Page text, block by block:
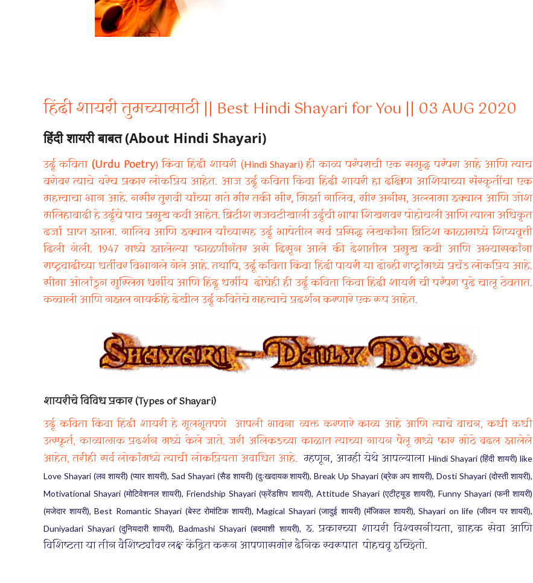
हिंदी शायरी तुमच्यासाठी || Best Hindi Shayari for You || 03 AUG 2020
हिंदी शायरी बाबत (About Hindi Shayari)
उर्दू कविता (Urdu Poetry) किंवा हिंदी शायरी (Hindi Shayari)ही काव्य परंपराची एक समृद्ध परंपरा आहे आणि त्याच
बरोबर त्याचे बरेच प्रकार लोकप्रिय आहेत. आज उर्दू कविता किंवा हिंदी शायरी हा दक्षिण आशियाच्या संस्कृतींचा एक
महत्त्वाचा भाग आहे. नसीर तुराबी यांच्या मते मीर तकी मीर, मिर्झा गालिब, मीर अनीस, अल्लामा इक्बाल आणि जोश
मलिहाबादी हे उर्दूचे पाच प्रमुख कवी आहेत. ब्रिटीश राजवटीखाली उर्दूची भाषा शिखरावर पोहोचली आणि त्याला अधिकृत
दर्जा प्राप्त झाला. गालिब आणि इक्बाल यांच्यासह उर्दू भाषेतील सर्व प्रसिद्ध लेखकांना ब्रिटिश काळामध्ये शिष्यवृत्ती
दिली गेली. 1947 मध्ये झालेल्या फाळणीनंतर असे दिसून आले की देशातील प्रमुख कवी आणि अभ्यासकांना
राष्ट्रवादीच्या धर्तीवर विभागले गेले आहे. तथापि, उर्दू कविता किंवा हिंदी पायरी या दोन्ही राष्ट्रांमध्ये प्रचंड लोकप्रिय आहे.
सीमा ओलांडून मुस्लिम धर्मीय आणि हिंदू धर्मीय दोघेही ही उर्दू कविता किंवा हिंदी शायरी ची परंपरा पुढे चालू ठेवतात.
कव्वाली आणि गझल गायकीहे देखील उर्दू कवितेचे महत्त्वाचे प्रदर्शन करणारे एक रूप आहेत.
शायरीचे विविध प्रकार (Types of Shayari)
उर्दू कविता किंवा हिंदी शायरी हे मूलभूतपणे आपली भावना व्यक्त करणारे काव्य आहे आणि त्याचे वाचन, कधी कधी
उत्स्फूर्त, काव्यात्मक प्रदर्शन मध्ये केले जाते. जरी अलिकडच्या काळात त्याच्या गायन पैलू मध्ये फार मोठे बदल झालेले
आहेत, तरीही सर्व लोकांमध्ये त्याची लोकप्रियता अबाधित आहे.म्हणून, आम्ही येथे आपल्याला Hindi Shayari (हिंदी शायरी) like
Love Shayari (लव शायरी) (प्यार शायरी), Sad Shayari (सैड शायरी) (दुःखदायक शायरी), Break Up Shayari (ब्रेक अप शायरी), Dosti Shayari (दोस्ती शायरी),
Motivational Shayari (मोटिवेशनल शायरी), Friendship Shayari (फ्रेंडशिप शायरी), Attitude Shayari (एटीट्यूड शायरी), Funny Shayari (फनी शायरी)
(मजेदार शायरी), Best Romantic Shayari (बेस्ट रोमांटिक शायरी), Magical Shayari (जादुई शायरी) (मॅजिकल शायरी), Shayari on life (जीवन पर शायरी),
Duniyadari Shayari (दुनियदारी शायरी), Badmashi Shayari (बदमाशी शायरी), इ. प्रकारच्या शायरी विश्वसनीयता, ग्राहक सेवा आणि
विशिष्टता या तीन वैशिष्ट्यांवर लक्ष केंद्रित करून आपणासमोर दैनिक स्वरूपात पोहचवू इच्छितो.